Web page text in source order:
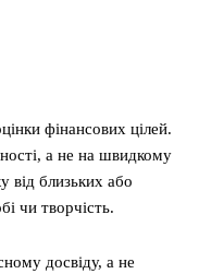
фінансових цілей.
а не на швидкому
від близьких або
чи творчість.
досвіду, а не